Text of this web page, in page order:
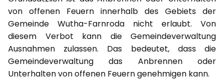
von offenen Feuern innerhalb des Gebiets der
Gemeinde Wutha-Farnroda nicht erlaubt. Von
diesem Verbot kann die Gemeindeverwaltung
Ausnahmen zulassen. Das bedeutet, dass die
Gemeindeverwaltung das Anbrennen oder
Unterhalten von offenen Feuern genehmigen kann.